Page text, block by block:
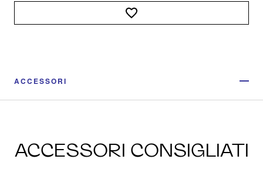
ACCESSORI
ACCESSORI CONSIGLIATI